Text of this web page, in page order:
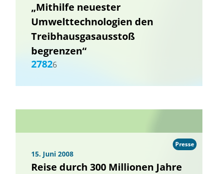
„Mithilfe neuester
Umwelttechnologien den
Treibhausgasausstoß
begrenzen“
27826
15. Juni 2008
Reise durch 300 Millionen Jahre
Presse